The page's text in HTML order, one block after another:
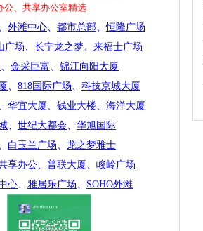
公、共享办公室精选
外滩中心、 都市总部、恒隆广场
广场、 长宁龙之梦、 来福士广场
、 金采巨富、 锦江向阳大厦
、 818国际广场、 科技京城大厦
华宜大厦、 钱业大楼、 海洋大厦
、 世纪大都会、 华旭国际
白玉兰广场、 龙之梦雅士
享办公、 普联大厦、 峻岭广场
心、 雅居乐广场、 SOHO外滩